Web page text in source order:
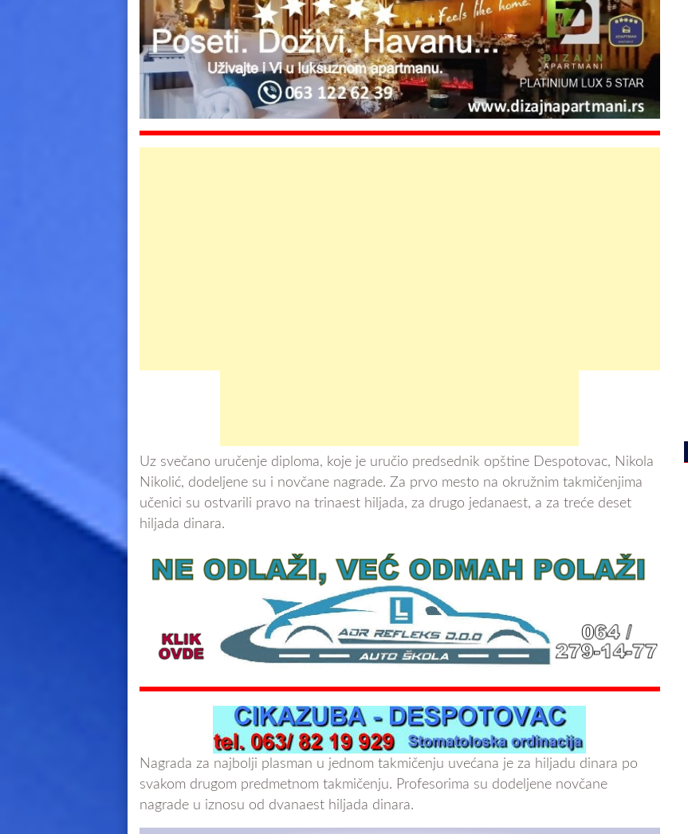
Uz svečano uručenje diploma, koje je uručio predsednik opštine Despotovac, Nikola
Nikolić, dodeljene su i novčane nagrade. Za prvo mesto na okružnim takmičenjima
učenici su ostvarili pravo na trinaest hiljada, za drugo jedanaest, a za treće deset
hiljada dinara.
Nagrada za najbolji plasman u jednom takmičenju uvećana je za hiljadu dinara po
svakom drugom predmetnom takmičenju. Profesorima su dodeljene novčane
nagrade u iznosu od dvanaest hiljada dinara.